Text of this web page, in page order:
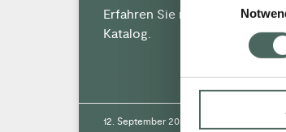
Erfahren Sie mehr im digitalen
Katalog.
12. September 2025